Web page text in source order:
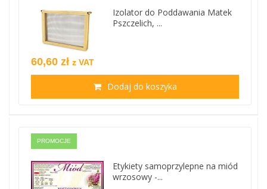
Izolator do Poddawania Matek
Pszczelich, ...
60,60 zł z VAT
Dodaj do koszyka
PROMOCJE
Etykiety samoprzylepne na miód
wrzosowy -...